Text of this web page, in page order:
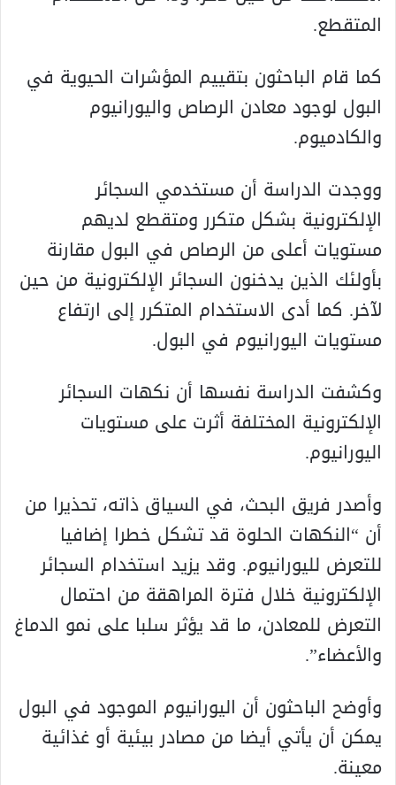
المتقطع.
كما قام الباحثون بتقييم المؤشرات الحيوية في
البول لوجود معادن الرصاص واليورانيوم
والكادميوم.
ووجدت الدراسة أن مستخدمي السجائر
الإلكترونية بشكل متكرر ومتقطع لديهم
مستويات أعلى من الرصاص في البول مقارنة
بأولئك الذين يدخنون السجائر الإلكترونية من حين
لآخر. كما أدى الاستخدام المتكرر إلى ارتفاع
مستويات اليورانيوم في البول.
وكشفت الدراسة نفسها أن نكهات السجائر
الإلكترونية المختلفة أثرت على مستويات
اليورانيوم.
وأصدر فريق البحث، في السياق ذاته، تحذيرا من
أن “النكهات الحلوة قد تشكل خطرا إضافيا
للتعرض لليورانيوم. وقد يزيد استخدام السجائر
الإلكترونية خلال فترة المراهقة من احتمال
التعرض للمعادن، ما قد يؤثر سلبا على نمو الدماغ
والأعضاء”.
وأوضح الباحثون أن اليورانيوم الموجود في البول
يمكن أن يأتي أيضا من مصادر بيئية أو غذائية
معينة.